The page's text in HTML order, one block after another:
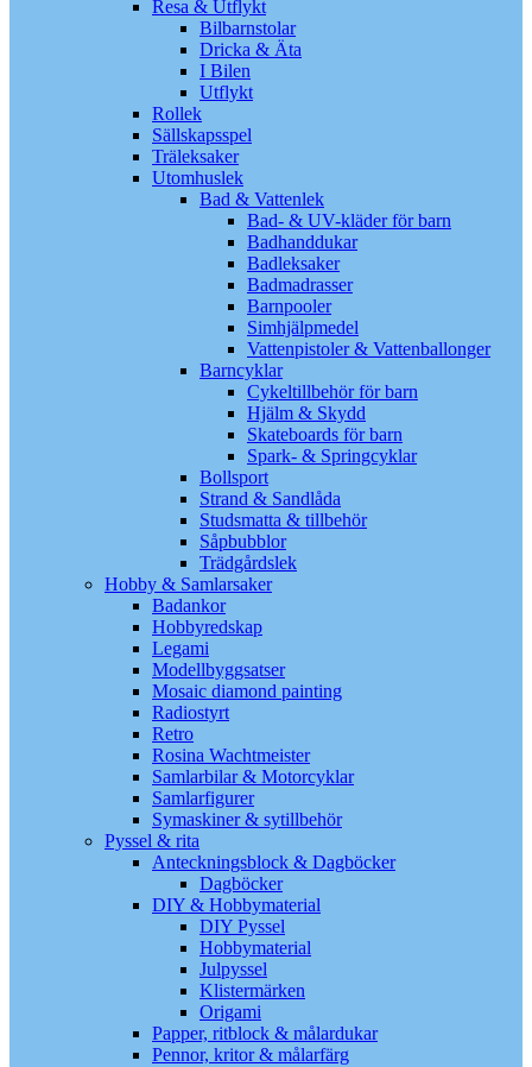
Resa & Utflykt
Bilbarnstolar
Dricka & Äta
I Bilen
Utflykt
Rollek
Sällskapsspel
Träleksaker
Utomhuslek
Bad & Vattenlek
Bad- & UV-kläder för barn
Badhanddukar
Badleksaker
Badmadrasser
Barnpooler
Simhjälpmedel
Vattenpistoler & Vattenballonger
Barncyklar
Cykeltillbehör för barn
Hjälm & Skydd
Skateboards för barn
Spark- & Springcyklar
Bollsport
Strand & Sandlåda
Studsmatta & tillbehör
Såpbubblor
Trädgårdslek
Hobby & Samlarsaker
Badankor
Hobbyredskap
Legami
Modellbyggsatser
Mosaic diamond painting
Radiostyrt
Retro
Rosina Wachtmeister
Samlarbilar & Motorcyklar
Samlarfigurer
Symaskiner & sytillbehör
Pyssel & rita
Anteckningsblock & Dagböcker
Dagböcker
DIY & Hobbymaterial
DIY Pyssel
Hobbymaterial
Julpyssel
Klistermärken
Origami
Papper, ritblock & målardukar
Pennor, kritor & målarfärg